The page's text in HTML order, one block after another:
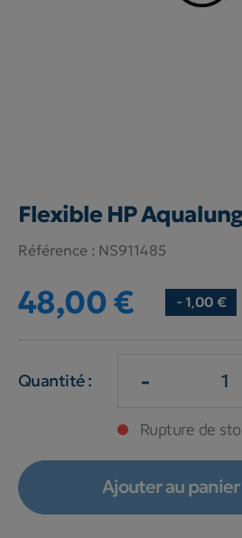
Flexible HP
Référence : NS911485
48,00 € - 1,00 €
Quantité : -
Rupture de
Ajouter au panier